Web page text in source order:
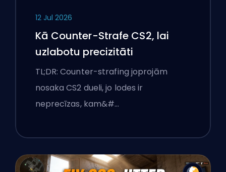
12 Jul 2026
Kā Counter-Strafe CS2, lai
uzlabotu precizitāti
TL;DR: Counter-strafing joprojām
nosaka CS2 dueli, jo lodes ir
neprecīzas, kam&#…